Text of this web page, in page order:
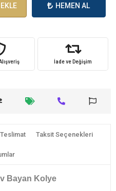
HEMEN AL
İade ve Değişim
Taksit Seçenekleri
Bayan Kolye